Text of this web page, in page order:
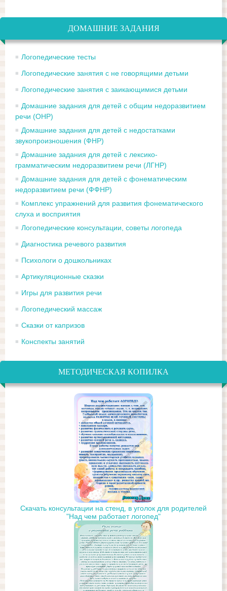
ДОМАШНИЕ ЗАДАНИЯ
Логопедические тесты
Логопедические занятия с не говорящими детьми
Логопедические занятия с заикающимися детьми
Домашние задания для детей с общим недоразвитием
речи (ОНР)
Домашние задания для детей с недостатками
звукопроизношения (ФНР)
Домашние задания для детей с лексико-
грамматическим недоразвитием речи (ЛГНР)
Домашние задания для детей с фонематическим
недоразвитием речи (ФФНР)
Комплекс упражнений для развития фонематического
слуха и восприятия
Логопедические консультации, советы логопеда
Диагностика речевого развития
Психологи о дошкольниках
Артикуляционные сказки
Игры для развития речи
Логопедический массаж
Сказки от капризов
Конспекты занятий
МЕТОДИЧЕСКАЯ КОПИЛКА
Скачать консультации на стенд, в уголок для родителей
"Над чем работает логопед"